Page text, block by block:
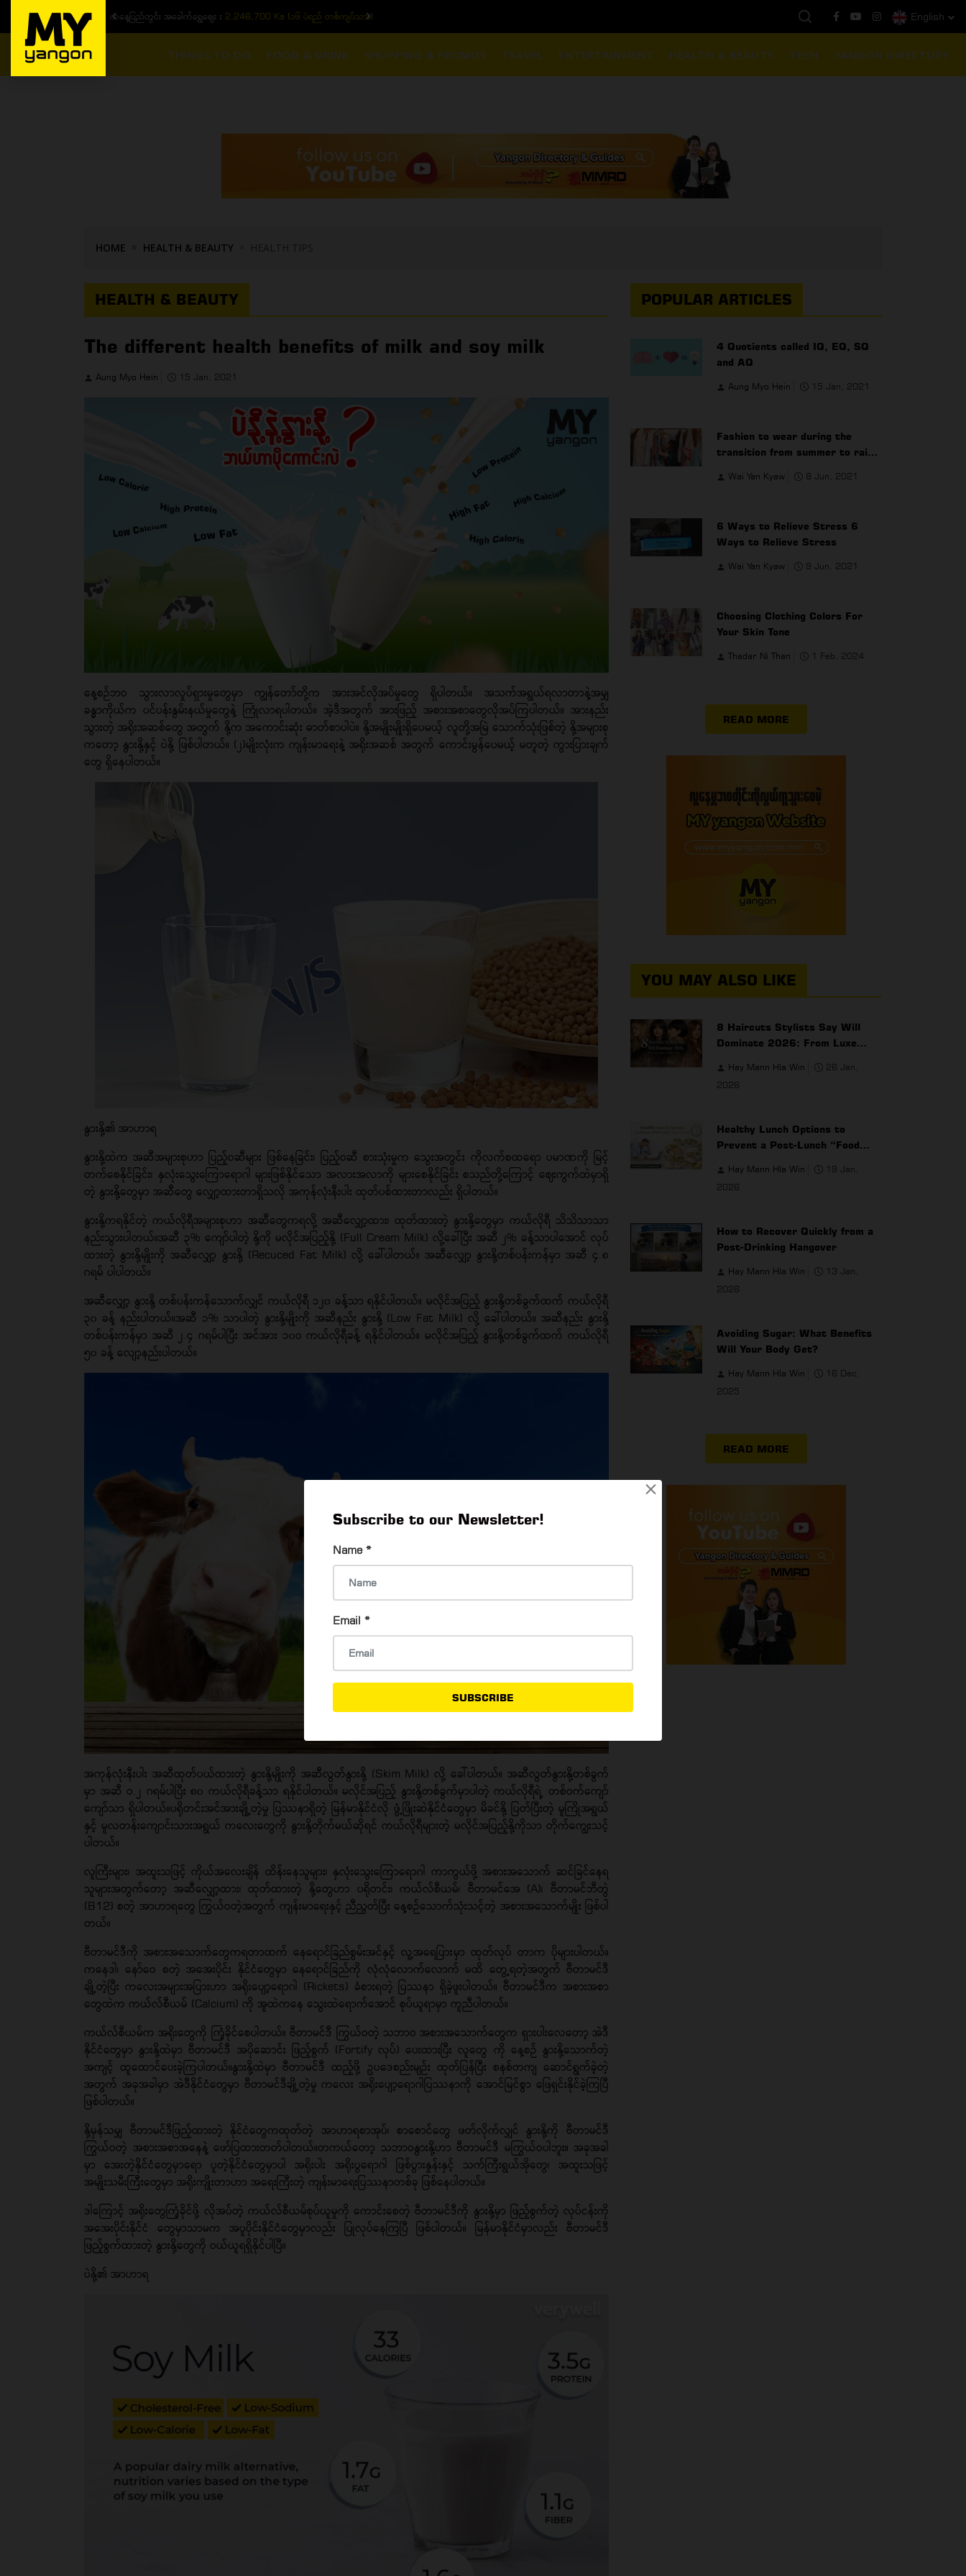
×
Subscribe to our Newsletter!
Name *
Email *
SUBSCRIBE
ယနေ့ပြည်တွင်း ၁၅ ပဲရည်ရွှေဈေး :3,770,000 - ပြင်ပပေါက်စျေး (၁၆ ပဲရည် တစ်ကျပ်သား) $1901 ( တစ်အောင်စလျှင် ) English
THINGS TO DO FOOD & DRINK SHOPPING & PROMOS TRAVEL ENTERTAINMENT HEALTH & BEAUTY TECH YANGON DIRECTORY
HOME HEALTH & BEAUTY HEALTH TIPS
HEALTH & BEAUTY
The different health benefits of milk and soy milk
Aung Myo Hein 15 Jan, 2021
နေ့စဉ်ဘဝ သွားလာလှုပ်ရှားမှုတွေမှာ ကျွန်တော်တို့က အားအင်လိုအပ်မှုတွေ ရှိပါတယ်။ အသက်အရွယ်ရလာတာနဲ့အမျှ
ခန္ဓာကိုယ်က ပင်ပန်းနွမ်းနယ်မှုတွေနဲ့ ကြုံလာရပါတယ်။ အဲ့ဒီအတွက် အားဖြည့် အစားအစာတွေလိုအပ်ကြပါတယ်။ အားနည်း
သွားတဲ့ အရိုးအဆစ်တွေ အတွက် နို့က အကောင်းဆုံး ဓာတ်စာပါပဲ။ နို့အမျိုးမျိုးရှိပေမယ့် လူတို့အမြဲ သောက်သုံးဖြစ်တဲ့ နို့အများစု
ကတော့ နွားနို့နှင့် ပဲနို့ ဖြစ်ပါတယ်။ (၂)မျိုးလုံးက ကျန်းမာရေးနဲ့ အရိုးအဆစ် အတွက် ကောင်းမွန်ပေမယ့် မတူတဲ့ ကွားပြားချက်
တွေ ရှိနေပါတယ်။
နွားနို့၏ အာဟာရ
နွားနို့ထဲက အဆီအများစုဟာ ပြည့်ဝဆီများ ဖြစ်နေခြင်း၊ ပြည့်ဝဆီ စားသုံးမှုက သွေးအတွင်း ကိုလက်စထရော ပမာဏကို မြင့်
တက်စေနိုင်ခြင်း၊ နှလုံးသွေးကြောရောဂါ များဖြစ်နိုင်သော အလားအလာကို များစေနိုင်ခြင်း စသည်တို့ကြောင့် ဈေးကွက်ထဲမှာရှိ
တဲ့ နွားနို့တွေမှာ အဆီတွေ လျှော့ထားတာရှိသလို အကုန်လုံးနီးပါး ထုတ်ပစ်ထားတာလည်း ရှိပါတယ်။
နွားနို့ကရနိုင်တဲ့ ကယ်လိုရီအများစုဟာ အဆီတွေကရလို့ အဆီလျှော့ထား၊ ထုတ်ထားတဲ့ နွားနို့တွေမှာ ကယ်လိုရီ သိသိသာသာ
နည်းသွားပါတယ်။အဆီ ၃% ကျော်ပါတဲ့ နို့ကို မလိုင်အပြည့်နို့ (Full Cream Milk) လို့ခေါ်ပြီး အဆီ ၂% ခန့်သာပါအောင် လုပ်
ထားတဲ့ နွားနို့မျိုးကို အဆီလျှော့ နွားနို့ (Recuced Fat Milk) လို့ ခေါ်ပါတယ်။ အဆီလျှော့ နွားနို့တစ်ပန်းကန်မှာ အဆီ ၄.၈
ဂရမ် ပါပါတယ်။
အဆီလျှော့ နွားနို့ တစ်ပန်းကန်သောက်လျှင် ကယ်လိုရီ ၁၂၀ ခန့်သာ ရနိုင်ပါတယ်။ မလိုင်အပြည့် နွားနို့တစ်ခွက်ထက် ကယ်လိုရီ
၃၀ ခန့် နည်းပါတယ်။အဆီ ၁% သာပါတဲ့ နွားနို့မျိုးကို အဆီနည်း နွားနို့ (Low Fat Milk) လို့ ခေါ်ပါတယ်။ အဆီနည်း နွားနို့
တစ်ပန်းကန်မှာ အဆီ ၂.၄ ဂရမ်ပါပြီး အင်အား ၁၀ဝ ကယ်လိုရီခန့် ရနိုင်ပါတယ်။ မလိုင်အပြည့် နွားနို့တစ်ခွက်ထက် ကယ်လိုရီ
၅၀ ခန့် လျော့နည်းပါတယ်။
အကုန်လုံးနီးပါး အဆီထုတ်ပယ်ထားတဲ့ နွားနို့မျိုးကို အဆီလွတ်နွားနို့ (Skim Milk) လို့ ခေါ်ပါတယ်။ အဆီလွတ်နွားနို့တစ်ခွက်
မှာ အဆီ ဝ.၂ ဂရမ်ပါပြီး ၈၀ ကယ်လိုရီခန့်သာ ရနိုင်ပါတယ်။ မလိုင်အပြည့် နွားနို့တစ်ခွက်မှာပါတဲ့ ကယ်လိုရီရဲ့ တစ်ဝက်ကျော်
ကျော်သာ ရှိပါတယ်။ပရိုတင်းအင်အားချို့တဲ့မှု ပြဿနာရှိတဲ့ မြန်မာနိုင်ငံလို ဖွံ့ဖြိုးဆဲနိုင်ငံတွေမှာ မိခင်နို့ ပြတ်ပြီးတဲ့ မူကြိုအရွယ်
နှင့် မူလတန်းကျောင်းသားအရွယ် ကလေးတွေကို နွားနို့တိုက်မယ်ဆိုရင် ကယ်လိုရီများတဲ့ မလိုင်အပြည့်နို့ကိုသာ တိုက်ကျွေးသင့်
ပါတယ်။
လူကြီးများ၊ အထူးသဖြင့် ကိုယ်အလေးချိန် ထိန်းနေသူများ၊ နှလုံးသွေးကြောရောဂါ ကာကွယ်ဖို့ အစားအသောက် ဆင်ခြင်နေရ
သူများအတွက်တော့ အဆီလျှော့ထား၊ ထုတ်ထားတဲ့ နို့တွေဟာ ပရိုတင်း၊ ကယ်လ်စီယမ်၊ ဗီတာမင်အေ (A)၊ ဗီတာမင်ဘီတွဲ
(B12) စတဲ့ အာဟာရတွေ ကြွယ်ဝတဲ့အတွက် ကျန်းမာရေးနှင့် ညီညွတ်ပြီး နေ့စဉ်သောက်သုံးသင့်တဲ့ အစားအသောက်မျိုး ဖြစ်ပါ
တယ်။
ဗီတာမင်ဒီကို အစားအသောက်တွေကရတာထက် နေရောင်ခြည်စွမ်းအင်နှင့် လူ့အရေပြားမှာ ထုတ်လုပ် တာက ပိုများပါတယ်။
ကနေဒါ၊ နော်ဝေ စတဲ့ အအေးပိုင်း နိုင်ငံတွေမှာ နေရောင်ခြည်ကို လုံလုံလောက်လောက် မထိ တွေ့ရတဲ့အတွက် ဗီတာမင်ဒီ
ချို့တဲ့ပြီး ကလေးအများအပြားဟာ အရိုးပျော့ရောဂါ (Rickets) ခံစားရတဲ့ ပြဿနာ ရှိခဲ့ဖူးပါတယ်။ ဗီတာမင်ဒီက အစားအစာ
တွေထဲက ကယ်လ်စီယမ် (Calcium) ကို အူထဲကနေ သွေးထဲရောက်အောင် စုပ်ယူရာမှာ ကူညီပါတယ်။
ကယ်လ်စီယမ်က အရိုးတွေကို ကြံ့ခိုင်စေပါတယ်။ ဗီတာမင်ဒီ ကြွယ်ဝတဲ့ သဘာဝ အစားအသောက်တွေက ရှားပါးလေတော့ အဲဒီ
နိုင်ငံတွေမှာ နွားနို့ထဲမှာ ဗီတာမင်ဒီ အပိုဆောင်း ဖြည့်စွက် (Fortify လုပ်) ပေးထားပြီး လူတွေ ကို နေ့စဉ် နွားနို့သောက်တဲ့
အကျင့် ထူထောင်ပေးခဲ့ကြပါတယ်။နွားနို့ထဲမှာ ဗီတာမင်ဒီ ထည့်ဖို့ ဥပဒေစည်းမျဉ်း ထုတ်ပြန်ပြီး စနစ်တကျ ဆောင်ရွက်ခဲ့တဲ့
အတွက် အခုအခါမှာ အဲဒီနိုင်ငံတွေမှာ ဗီတာမင်ဒီချို့တဲ့မှု ကလေး အရိုးပျော့ရောဂါပြဿနာကို အောင်မြင်စွာ ဖြေရှင်းနိုင်ခဲ့ကြပြီ
ဖြစ်ပါတယ်။
နို့မှန်သမျှ ဗီတာမင်ဒီဖြည့်ထားတဲ့ နိုင်ငံတွေကထုတ်တဲ့ အာဟာရစာအုပ်၊ စာစောင်တွေ ဖတ်လိုက်လျှင် နွားနို့ကို ဗီတာမင်ဒီ
ကြွယ်ဝတဲ့ အစားအစာအနေနဲ့ ဖော်ပြထားတတ်ပါတယ်။တကယ်တော့ သဘာဝနွားနို့ဟာ ဗီတာမင်ဒီ မကြွယ်ဝပါဘူး။ အခုအခါ
မှာ အေးတဲ့နိုင်ငံတွေမှာရော ပူတဲ့နိုင်ငံတွေမှာပါ အရိုးပါး အရိုးပွရောဂါ ဖြစ်ပွားနှုန်းနှင့် သက်ကြီးရွယ်အိုတွေ၊ အထူးသဖြင့်
အမျိုးသမီးကြီးတွေမှာ အရိုးကျိုးတာဟာ အရေးကြီးတဲ့ ကျန်းမာရေးပြဿနာတစ်ခု ဖြစ်နေပါတယ်။
ဒါကြောင့် အရိုးတွေကြံ့ခိုင်ဖို့ လိုအပ်တဲ့ ကယ်လ်စီယမ်စုပ်ယူမှုကို ကောင်းစေတဲ့ ဗီတာမင်ဒီကို နွားနို့မှာ ဖြည့်စွက်တဲ့ လုပ်ငန်းကို
အအေးပိုင်းနိုင်ငံ တွေမှာသာမက အပူပိုင်းနိုင်ငံတွေမှာလည်း ပြုလုပ်နေကြပြီ ဖြစ်ပါတယ်။ မြန်မာနိုင်ငံမှာလည်း ဗီတာမင်ဒီ
ဖြည့်စွက်ထားတဲ့ နွားနို့တွေကို ဝယ်ယူရရှိနိုင်ပါပြီ။
ပဲနို့၏ အာဟာရ
POPULAR ARTICLES
4 Quotients called IQ, EQ, SQ
and AQ
Aung Myo Hein 15 Jan, 2021
Fashion to wear during the
transition from summer to rainy
Wai Yan Kyaw 8 Jun, 2021
6 Ways to Relieve Stress 6
Ways to Relieve Stress
Wai Yan Kyaw 9 Jun, 2021
Choosing Clothing Colors For
Your Skin Tone
Thadar Ni Than 1 Feb, 2024
READ MORE
YOU MAY ALSO LIKE
8 Haircuts Stylists Say Will
Dominate 2026: From Luxe
Hay Mann Hla Win
26 Jan,
2026
Healthy Lunch Options to
Prevent a Post-Lunch “Food
Hay Mann Hla Win
19 Jan,
2026
How to Recover Quickly from a
Post-Drinking Hangover
Hay Mann Hla Win
13 Jan,
2026
Avoiding Sugar: What Benefits
Will Your Body Get?
Hay Mann Hla Win
16 Dec,
2025
READ MORE